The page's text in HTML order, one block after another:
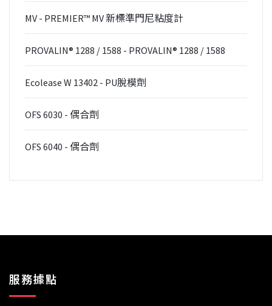
MV - PREMIER™ MV 新標準門尼粘度計
PROVALIN® 1288 / 1588 - PROVALIN® 1288 / 1588
Ecolease W 13402 - PU脫模劑
OFS 6030 - 偶合劑
OFS 6040 - 偶合劑
服務據點